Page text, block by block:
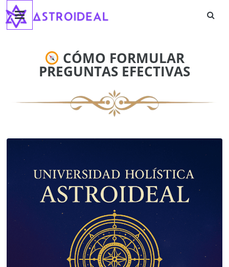
Saltar
contenido
Astroideal
CÓMO FORMULAR
PREGUNTAS EFECTIVAS